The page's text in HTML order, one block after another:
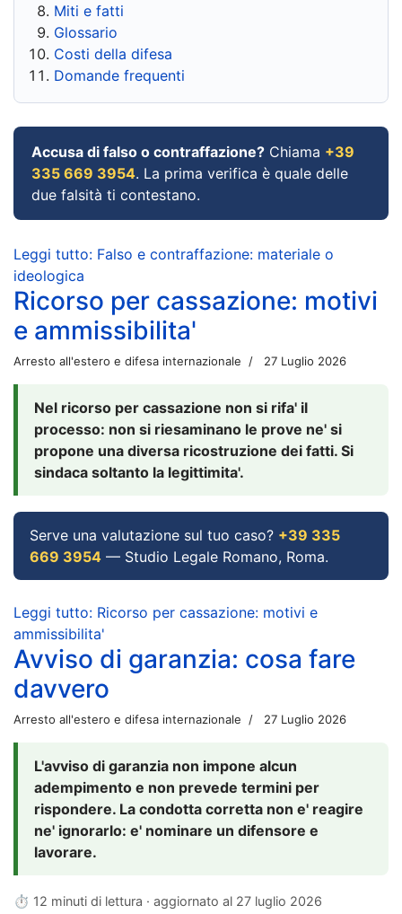
Miti e fatti
Glossario
Costi della difesa
Domande frequenti
Accusa di falso o contraffazione? Chiama +39
335 669 3954. La prima verifica è quale delle
due falsità ti contestano.
Leggi tutto: Falso e contraffazione: materiale o
ideologica
Ricorso per cassazione: motivi
e ammissibilita'
Arresto all'estero e difesa internazionale 27 Luglio 2026
Nel ricorso per cassazione non si rifa' il
processo: non si riesaminano le prove ne' si
propone una diversa ricostruzione dei fatti. Si
sindaca soltanto la legittimita'.
Serve una valutazione sul tuo caso? +39 335
669 3954 — Studio Legale Romano, Roma.
Leggi tutto: Ricorso per cassazione: motivi e
ammissibilita'
Avviso di garanzia: cosa fare
davvero
Arresto all'estero e difesa internazionale 27 Luglio 2026
L'avviso di garanzia non impone alcun
adempimento e non prevede termini per
rispondere. La condotta corretta non e' reagire
ne' ignorarlo: e' nominare un difensore e
lavorare.
⏱ 12 minuti di lettura · aggiornato al 27 luglio 2026